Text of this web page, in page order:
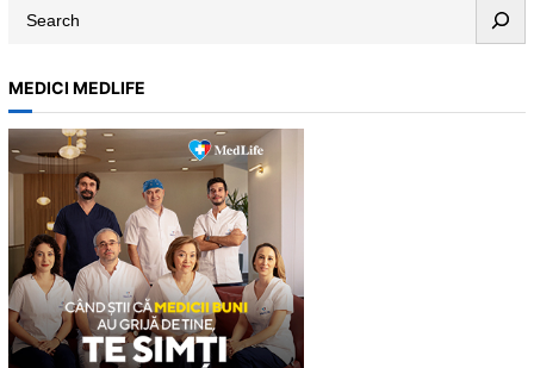
a
r
c
h
MEDICI MEDLIFE